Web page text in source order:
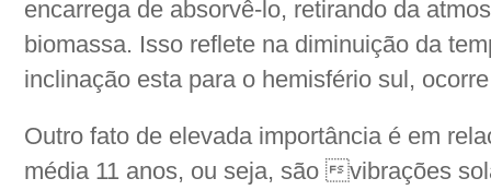
encarrega de absorvê-lo, retirando da
biomassa. Isso reflete na diminuição da
inclinação esta para o hemisfério sul,
Outro fato de elevada importância é em
média 11 anos, ou seja, são vibrações